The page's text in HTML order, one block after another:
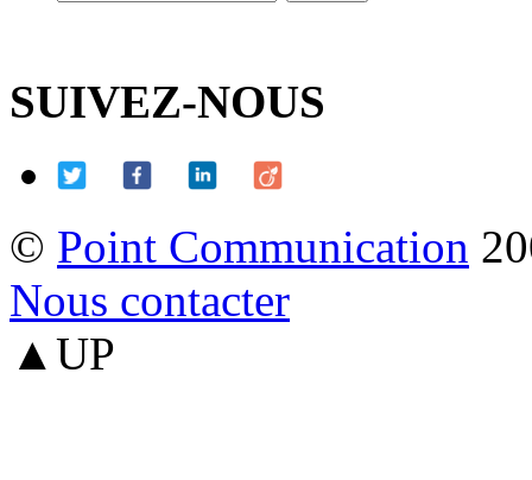
SUIVEZ-NOUS
© Point Communication
Nous contacter
▲UP